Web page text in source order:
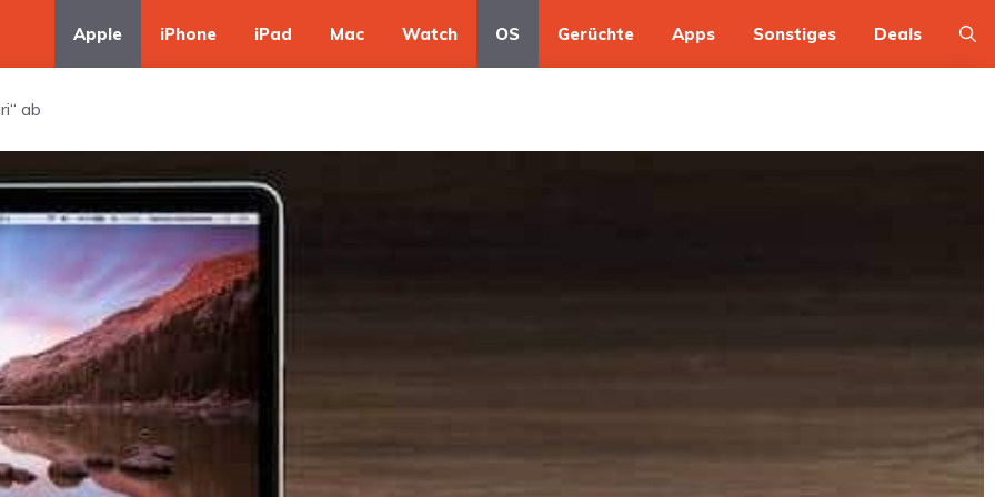
Apple iPhone iPad Mac Watch OS Gerüchte Apps Sonstiges Deals
ab